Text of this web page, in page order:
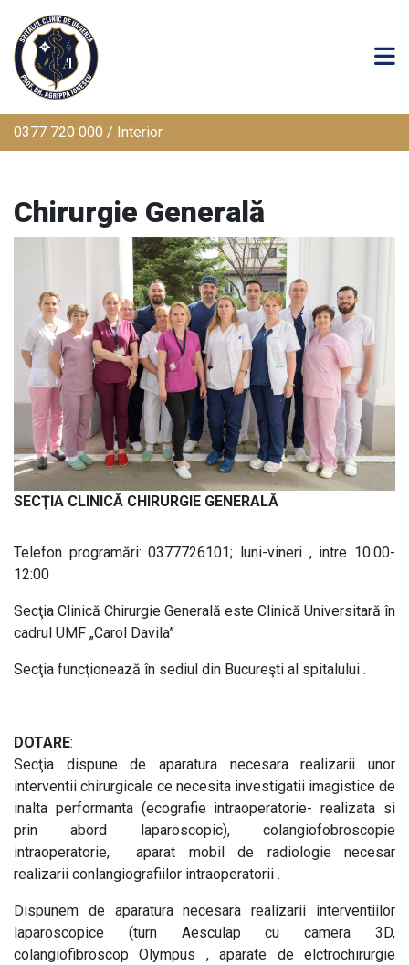
0377 720 000 / Interior
Chirurgie Generală
SECŢIA CLINICĂ CHIRURGIE GENERALĂ
Telefon programări: 0377726101; luni-vineri , intre 10:00-
12:00
Secţia Clinică Chirurgie Generală este Clinică Universitară în
cadrul UMF „Carol Davila”
Secţia funcţionează în sediul din Bucureşti al spitalului .
DOTARE:
Secţia dispune de aparatura necesara realizarii unor
interventii chirurgicale ce necesita investigatii imagistice de
inalta performanta (ecografie intraoperatorie- realizata si
prin abord laparoscopic), colangiofobroscopie
intraoperatorie, aparat mobil de radiologie necesar
realizarii conlangiografiilor intraoperatorii .
Dispunem de aparatura necesara realizarii interventiilor
laparoscopice (turn Aesculap cu camera 3D,
colangiofibroscop Olympus , aparate de elctrochirurgie